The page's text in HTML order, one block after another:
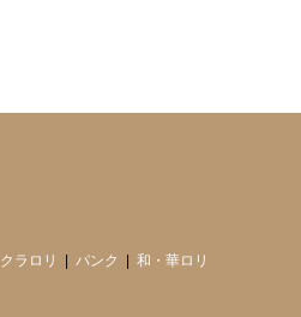
クラロリ パンク
和・華ロリ